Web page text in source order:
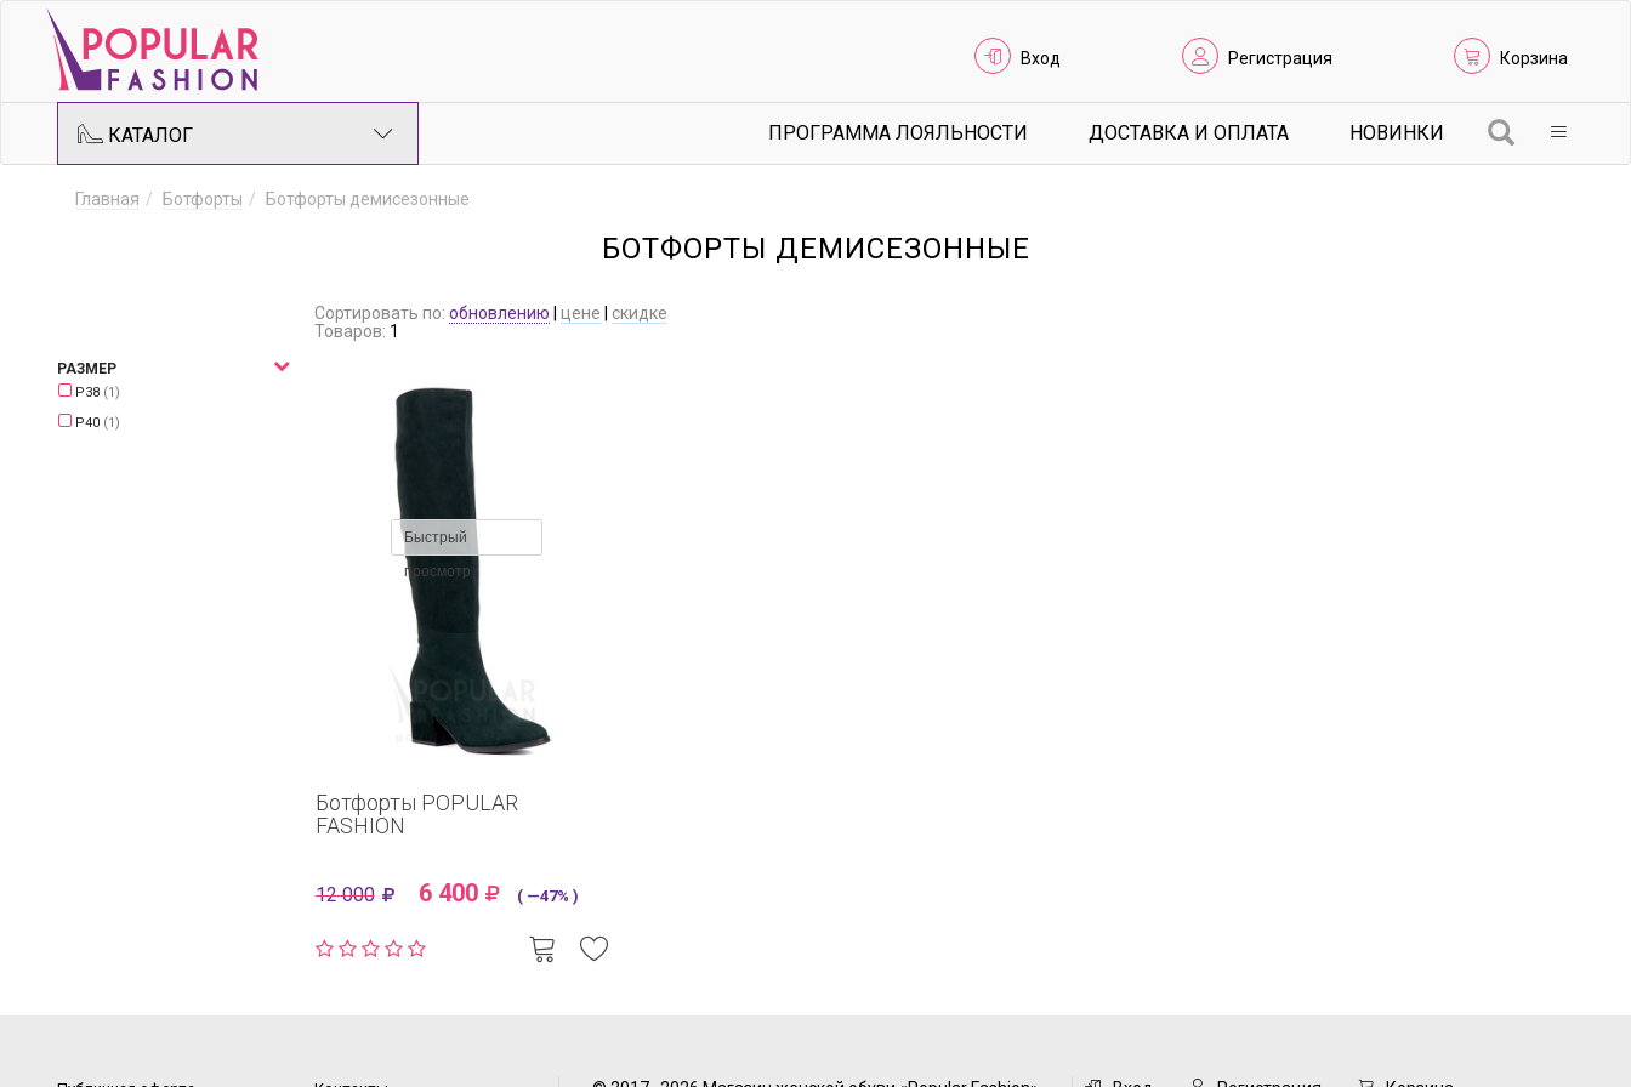
Вход Регистрация Корзина
КАТАЛОГ ПРОГРАММА ЛОЯЛЬНОСТИ ДОСТАВКА И ОПЛАТА НОВИНКИ
Главная Ботфорты Ботфорты демисезонные
БОТФОРТЫ ДЕМИСЕЗОННЫЕ
РАЗМЕР
Р38 (1)
Р40 (1)
Сортировать по: обновлению цене
скидке
Товаров: 1
Быстрый
просмотр
Ботфорты POPULAR
FASHION
12 000 6 400 ( —47% )